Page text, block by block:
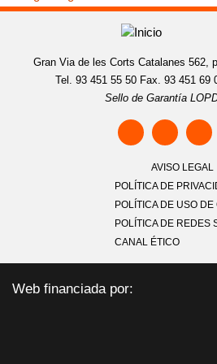
Gran Via de les Corts Catalanes 562,
Tel. 93 451 55 50 Fax. 93 451 69
Sello de Garantía
AVISO LEGAL
POLÍTICA DE
POLÍTICA DE USO DE
POLÍTICA DE REDES
CANAL ÉTICO
Web financiada por: